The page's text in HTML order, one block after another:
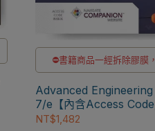
⛔書籍商品一經拆除膠膜
退貨與
✅訂購數量5本以上另有優
Advanced
7/e【內含Access
[Zill] 9781284206241
NT$1,482